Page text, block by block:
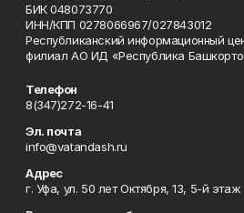
БИК 048073770
ИНН/КПП 0278066967/027843012
Республиканский информационный
филиал АО ИД «Республика
Телефон
8(347)272-16-41
Эл. почта
info@vatandash.ru
Адрес
г. Уфа, ул. 50 лет Октября, 13, 5-й этаж